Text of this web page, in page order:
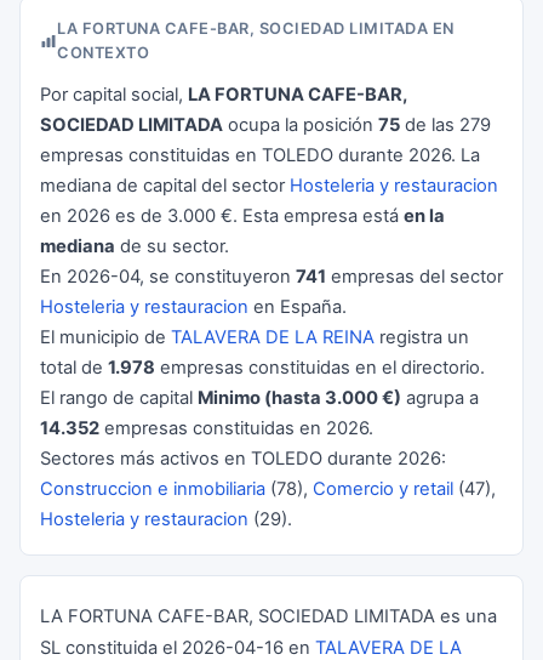
LA FORTUNA CAFE-BAR, SOCIEDAD LIMITADA EN
CONTEXTO
Por capital social, LA FORTUNA CAFE-BAR,
SOCIEDAD LIMITADA ocupa la posición 75 de las 279
empresas constituidas en TOLEDO durante 2026. La
mediana de capital del sector Hosteleria y restauracion
en 2026 es de 3.000 €. Esta empresa está en la
mediana de su sector.
En 2026-04, se constituyeron 741 empresas del sector
Hosteleria y restauracion en España.
El municipio de TALAVERA DE LA REINA registra un
total de 1.978 empresas constituidas en el directorio.
El rango de capital Minimo (hasta 3.000 €) agrupa a
14.352 empresas constituidas en 2026.
Sectores más activos en TOLEDO durante 2026:
Construccion e inmobiliaria (78), Comercio y retail (47),
Hosteleria y restauracion (29).
LA FORTUNA CAFE-BAR, SOCIEDAD LIMITADA es una
SL constituida el 2026-04-16 en TALAVERA DE LA